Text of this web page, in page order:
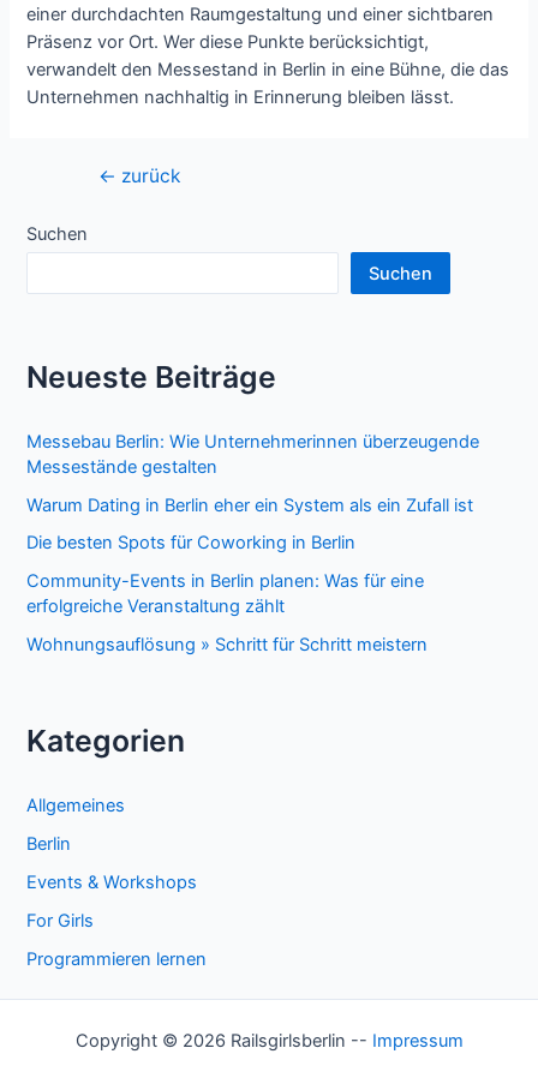
einer durchdachten Raumgestaltung und einer sichtbaren
Präsenz vor Ort. Wer diese Punkte berücksichtigt,
verwandelt den Messestand in Berlin in eine Bühne, die das
Unternehmen nachhaltig in Erinnerung bleiben lässt.
Beitragsnavigation
← zurück
Suchen
Suchen
Neueste Beiträge
Messebau Berlin: Wie Unternehmerinnen überzeugende
Messestände gestalten
Warum Dating in Berlin eher ein System als ein Zufall ist
Die besten Spots für Coworking in Berlin
Community-Events in Berlin planen: Was für eine
erfolgreiche Veranstaltung zählt
Wohnungsauflösung » Schritt für Schritt meistern
Kategorien
Allgemeines
Berlin
Events & Workshops
For Girls
Programmieren lernen
Copyright © 2026 Railsgirlsberlin -- Impressum